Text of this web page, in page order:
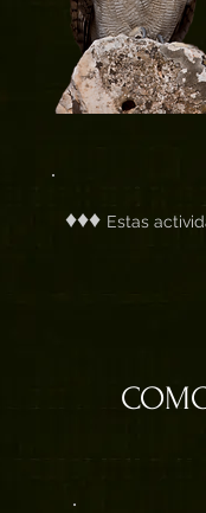
♦♦♦ Estas